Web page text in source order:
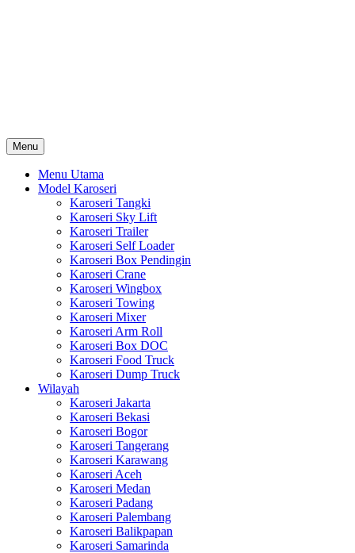
Menu
Menu Utama
Model Karoseri
Karoseri Tangki
Karoseri Sky Lift
Karoseri Trailer
Karoseri Self Loader
Karoseri Box Pendingin
Karoseri Crane
Karoseri Wingbox
Karoseri Towing
Karoseri Mixer
Karoseri Arm Roll
Karoseri Box DOC
Karoseri Food Truck
Karoseri Dump Truck
Wilayah
Karoseri Jakarta
Karoseri Bekasi
Karoseri Bogor
Karoseri Tangerang
Karoseri Karawang
Karoseri Aceh
Karoseri Medan
Karoseri Padang
Karoseri Palembang
Karoseri Balikpapan
Karoseri Samarinda